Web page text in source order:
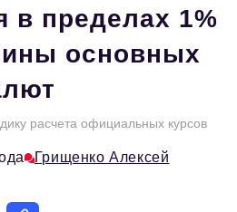
в пределах 1%
основных
расчета официальных курсов
Грищенко Алексей